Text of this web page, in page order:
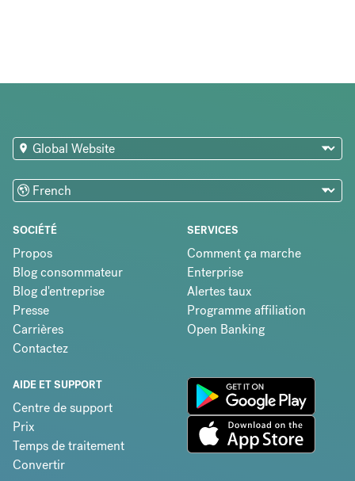
SOCIÉTÉ
Propos
Blog consommateur
Blog d'entreprise
Presse
Carrières
Contactez
SERVICES
Comment ça marche
Enterprise
Alertes taux
Programme affiliation
Open Banking
AIDE ET SUPPORT
Centre de support
Prix
Temps de traitement
Convertir